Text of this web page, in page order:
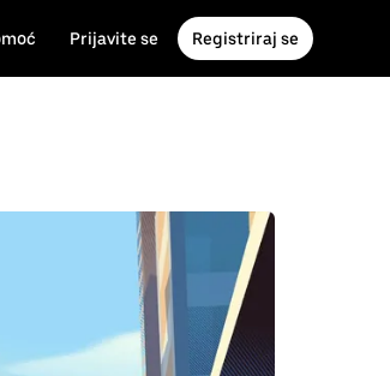
Prijavite se Registriraj se